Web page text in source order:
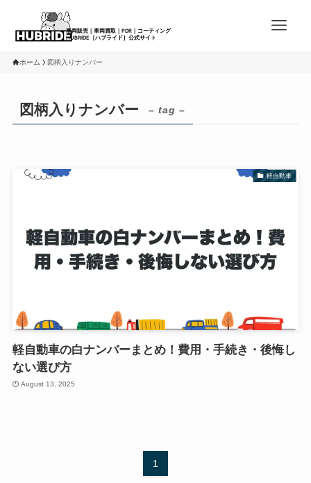
ホーム 図柄入りナンバー
図柄入りナンバー – tag –
軽自動車
軽自動車の白ナンバーまとめ！費用・手続き・後悔し
ない選び方
August 13, 2025
1